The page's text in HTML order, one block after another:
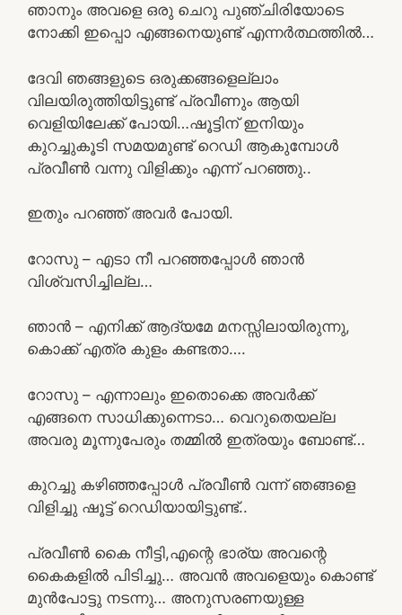
ഞാനും അവളെ ഒരു ചെറു പുഞ്ചിരിയോടെ
നോക്കി ഇപ്പൊ എങ്ങനെയുണ്ട് എന്നർത്ഥത്തിൽ…
ദേവി ഞങ്ങളുടെ ഒരുക്കങ്ങളെല്ലാം
വിലയിരുത്തിയിട്ടുണ്ട് പ്രവീണും ആയി
വെളിയിലേക്ക് പോയി…ഷൂട്ടിന് ഇനിയും
കുറച്ചുകൂടി സമയമുണ്ട് റെഡി ആകുമ്പോൾ
പ്രവീൺ വന്നു വിളിക്കും എന്ന് പറഞ്ഞു..
ഇതും പറഞ്ഞ് അവർ പോയി.
റോസു – എടാ നീ പറഞ്ഞപ്പോൾ ഞാൻ
വിശ്വസിച്ചില്ല…
ഞാൻ – എനിക്ക് ആദ്യമേ മനസ്സിലായിരുന്നു,
കൊക്ക് എത്ര കുളം കണ്ടതാ….
റോസു – എന്നാലും ഇതൊക്കെ അവർക്ക്
എങ്ങനെ സാധിക്കുന്നെടാ… വെറുതെയല്ല
അവരു മൂന്നുപേരും തമ്മിൽ ഇത്രയും ബോണ്ട്…
കുറച്ചു കഴിഞ്ഞപ്പോൾ പ്രവീൺ വന്ന് ഞങ്ങളെ
വിളിച്ചു ഷൂട്ട് റെഡിയായിട്ടുണ്ട്..
പ്രവീൺ കൈ നീട്ടി,എന്റെ ഭാര്യ അവന്റെ
കൈകളിൽ പിടിച്ചു… അവൻ അവളെയും കൊണ്ട്
മുൻപോട്ടു നടന്നു… അനുസരണയുള്ള